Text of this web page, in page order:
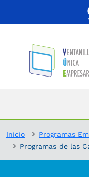
Inicio
Programas
Programas de las